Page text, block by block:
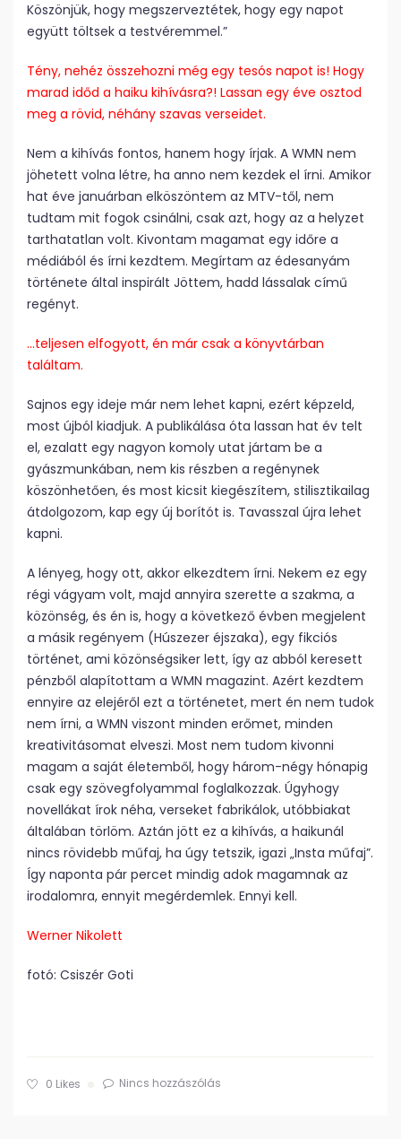
Köszönjük, hogy megszerveztétek, hogy egy napot
együtt töltsek a testvéremmel.”
Tény, nehéz összehozni még egy tesós napot is! Hogy
marad időd a haiku kihívásra?! Lassan egy éve osztod
meg a rövid, néhány szavas verseidet.
Nem a kihívás fontos, hanem hogy írjak. A WMN nem
jöhetett volna létre, ha anno nem kezdek el írni. Amikor
hat éve januárban elköszöntem az MTV-től, nem
tudtam mit fogok csinálni, csak azt, hogy az a helyzet
tarthatatlan volt. Kivontam magamat egy időre a
médiából és írni kezdtem. Megírtam az édesanyám
története által inspirált Jöttem, hadd lássalak című
regényt.
…teljesen elfogyott, én már csak a könyvtárban
találtam.
Sajnos egy ideje már nem lehet kapni, ezért képzeld,
most újból kiadjuk. A publikálása óta lassan hat év telt
el, ezalatt egy nagyon komoly utat jártam be a
gyászmunkában, nem kis részben a regénynek
köszönhetően, és most kicsit kiegészítem, stilisztikailag
átdolgozom, kap egy új borítót is. Tavasszal újra lehet
kapni.
A lényeg, hogy ott, akkor elkezdtem írni. Nekem ez egy
régi vágyam volt, majd annyira szerette a szakma, a
közönség, és én is, hogy a következő évben megjelent
a másik regényem (Húszezer éjszaka), egy fikciós
történet, ami közönségsiker lett, így az abból keresett
pénzből alapítottam a WMN magazint. Azért kezdtem
ennyire az elejéről ezt a történetet, mert én nem tudok
nem írni, a WMN viszont minden erőmet, minden
kreativitásomat elveszi. Most nem tudom kivonni
magam a saját életemből, hogy három-négy hónapig
csak egy szövegfolyammal foglalkozzak. Úgyhogy
novellákat írok néha, verseket fabrikálok, utóbbiakat
általában törlöm. Aztán jött ez a kihívás, a haikunál
nincs rövidebb műfaj, ha úgy tetszik, igazi „Insta műfaj”.
Így naponta pár percet mindig adok magamnak az
irodalomra, ennyit megérdemlek. Ennyi kell.
Werner Nikolett
fotó: Csiszér Goti
0 Likes Nincs hozzászólás